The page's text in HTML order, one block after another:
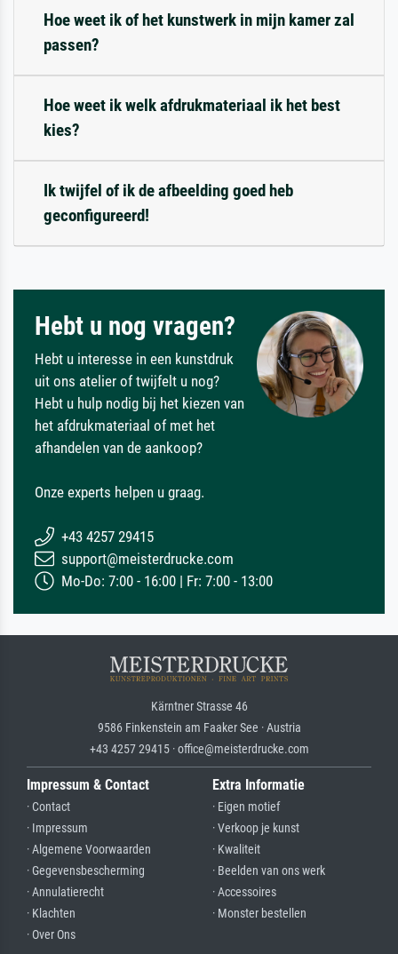
Hoe weet ik of het kunstwerk in mijn kamer zal
passen?
Hoe weet ik welk afdrukmateriaal ik het best
kies?
Ik twijfel of ik de afbeelding goed heb
geconfigureerd!
Hebt u nog vragen?
Hebt u interesse in een kunstdruk
uit ons atelier of twijfelt u nog?
Hebt u hulp nodig bij het kiezen van
het afdrukmateriaal of met het
afhandelen van de aankoop?
Onze experts helpen u graag.
+43 4257 29415
support@meisterdrucke.com
Mo-Do: 7:00 - 16:00 | Fr: 7:00 - 13:00
Kärntner Strasse 46
9586 Finkenstein am Faaker See · Austria
+43 4257 29415 · office@meisterdrucke.com
Impressum & Contact
· Contact
· Impressum
· Algemene Voorwaarden
· Gegevensbescherming
· Annulatierecht
· Klachten
· Over Ons
Extra Informatie
· Eigen motief
· Verkoop je kunst
· Kwaliteit
· Beelden van ons werk
· Accessoires
· Monster bestellen